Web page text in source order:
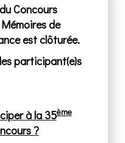
Concours
de
est clôturée.
participant(e)s
à la 35ème
?